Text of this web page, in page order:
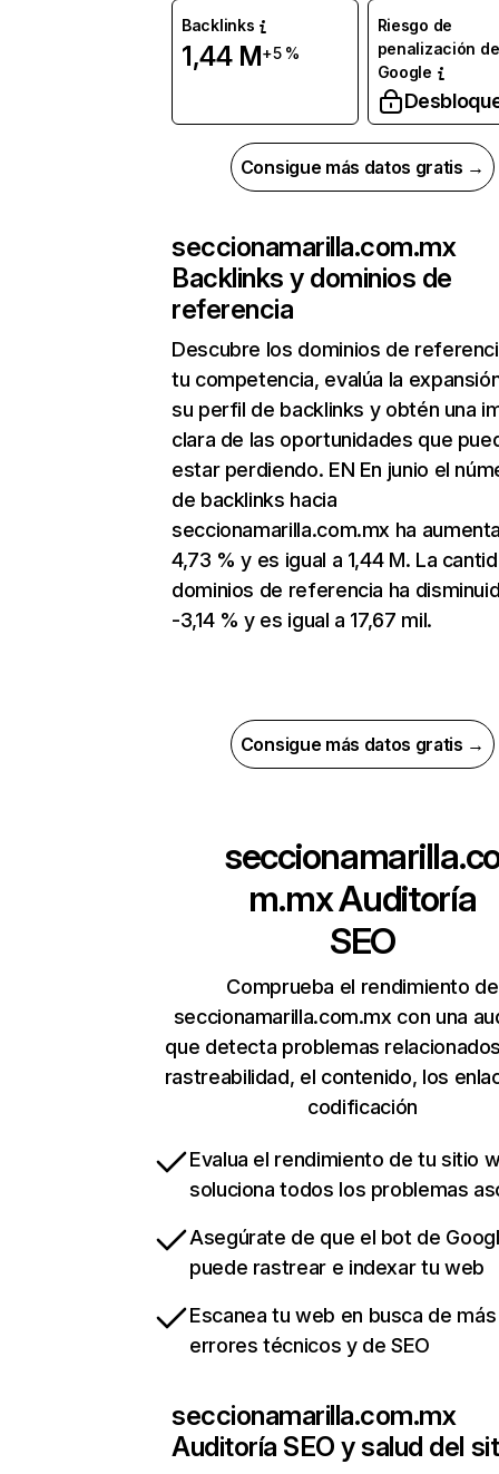
Backlinks
1,44 M+5 %
Riesgo de
penalización de
Google
Consigue más datos gratis →
seccionamarilla.com.mx
Backlinks y dominios de
referencia
Descubre los dominios de
tu competencia, evalúa la
su perfil de backlinks y obtén una
clara de las oportunidades que
estar perdiendo. EN En junio el
de backlinks hacia
seccionamarilla.com.mx ha
4,73 % y es igual a 1,44 M. La
dominios de referencia ha
-3,14 % y es igual a 17,67 mil.
Consigue más datos gratis →
m.mxAuditoría
SEO
Comprueba el rendimiento de
seccionamarilla.com.mx con una
que detecta problemas
rastreabilidad, el contenido, los
codificación
Evalua el rendimiento de tu sitio
soluciona todos los problemas
Asegúrate de que el bot de
puede rastrear e indexar tu web
Escanea tu web en busca de
errores técnicos y de SEO
seccionamarilla.com.mx
Auditoría SEO y salud del